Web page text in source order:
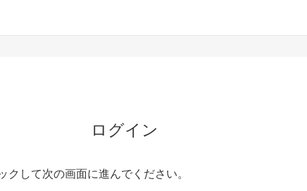
ログイン
して次の画面に進んでください。